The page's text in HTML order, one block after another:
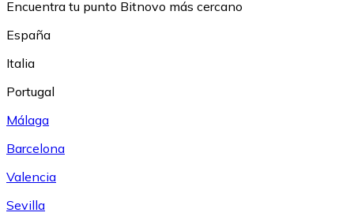
Encuentra tu punto Bitnovo más cercano
España
Italia
Portugal
Málaga
Barcelona
Valencia
Sevilla